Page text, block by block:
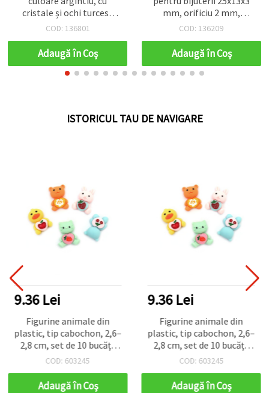
cristale și ochi turcesc
albastru, 20x10x2 mm,
accesoriu pentru
confecționare bijuterii,
protecție împotriva
COD: 136801
Adaugă în Coş
mm, orificiu 2 mm,
culoare bronz antic – set
COD: 136209
Adaugă în Coş
ISTORICUL TAU DE NAVIGARE
9.36 Lei
Figurine animale din
plastic, tip cabochon, 2,6–
2,8 cm, set de 10 bucăți,
mixte
COD: 603245
Adaugă în Coş
9.36 Lei
Figurine animale din
plastic, tip cabochon, 2,6–
2,8 cm, set de 10 bucăți,
mixte
COD: 603245
Adaugă în Coş